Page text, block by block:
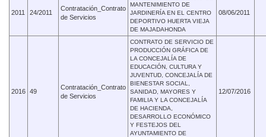
2011 24/2011
Contratación_Contrato
de Servicios
MANTENIMIENTO DE
JARDINERÍA EN EL CENTRO
DEPORTIVO HUERTA VIEJA
DE MAJADAHONDA
08/06/2011
2016 49
Contratación_Contrato
de Servicios
CONTRATO DE SERVICIO DE
PRODUCCIÓN GRÁFICA DE
LA CONCEJALÍA DE
EDUCACIÓN, CULTURA Y
JUVENTUD, CONCEJALÍA DE
BIENESTAR SOCIAL,
SANIDAD, MAYORES Y
FAMILIA Y LA CONCEJALÍA
DE HACIENDA,
DESARROLLO ECONÓMICO
Y FESTEJOS DEL
AYUNTAMIENTO DE
12/07/2016